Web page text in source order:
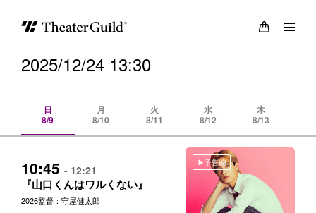
2025/12/24 13:30
日
8/9
月
8/10
火
8/11
水
8/12
木
8/13
予告編
10:45 - 12:21
『山口くんはワルくない』
2026監督：守屋健太郎